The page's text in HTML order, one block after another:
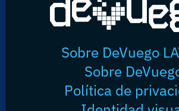
Sobre DeVuego
Sobre
Política de